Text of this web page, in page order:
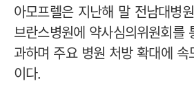
아모프렐은 지난해 말 전남대병
브란스병원에 약사심의위원회를
과하며 주요 병원 처방 확대에
이다.